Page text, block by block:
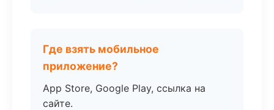
Где взять мобильное
приложение?
App Store, Google Play, ссылка на
сайте.